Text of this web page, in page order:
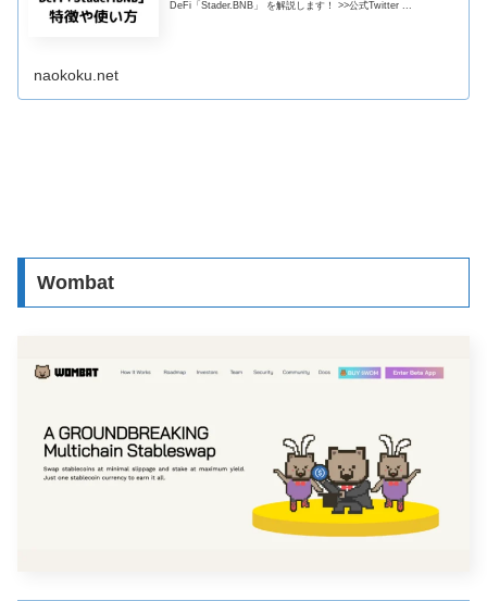
DeFi「Stader.BNB」 を解説します！ >>公式Twitter ...
naokoku.net
Wombat